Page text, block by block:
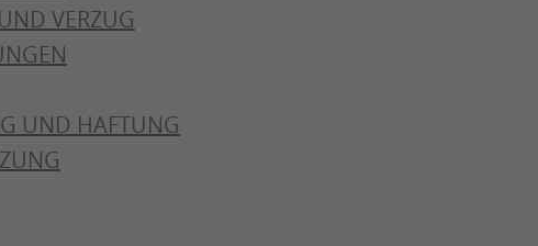
VERZUG
UND HAFTUNG